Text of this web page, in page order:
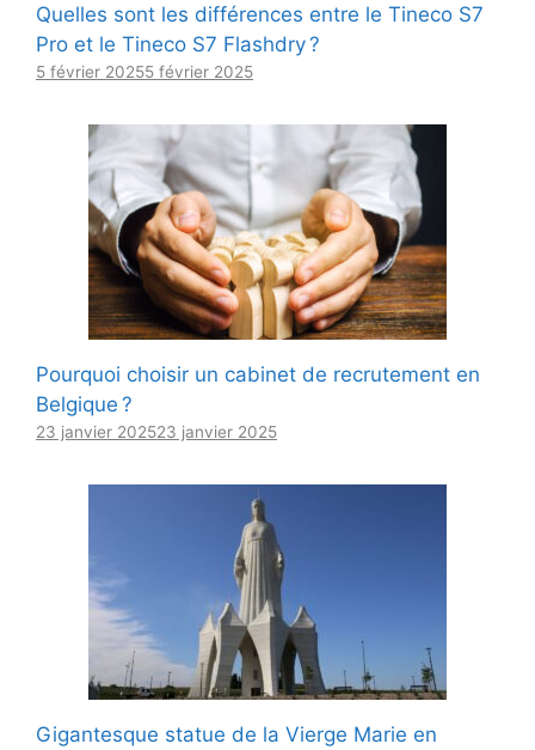
Quelles sont les différences entre le Tineco S7
Pro et le Tineco S7 Flashdry ?
5 février 20255 février 2025
Pourquoi choisir un cabinet de recrutement en
Belgique ?
23 janvier 202523 janvier 2025
Gigantesque statue de la Vierge Marie en